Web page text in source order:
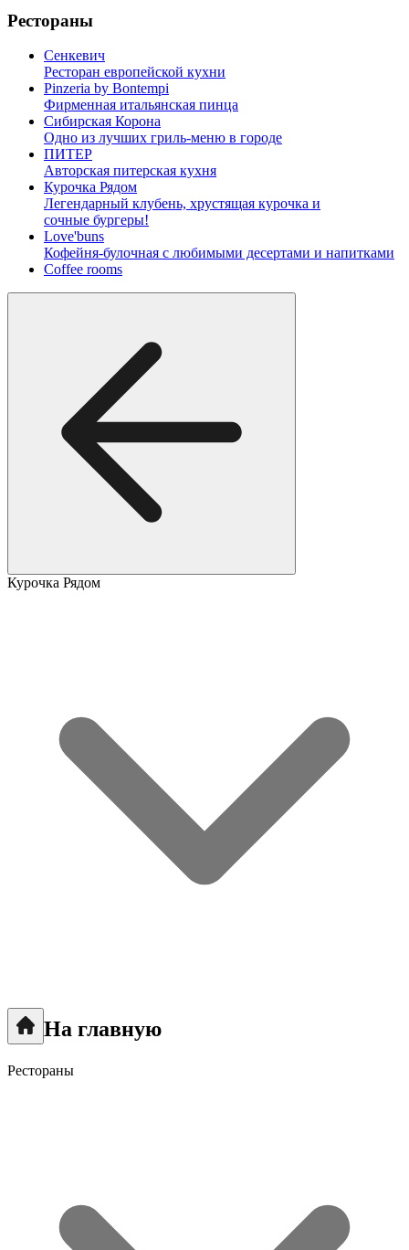
Рестораны
Сенкевич
Ресторан европейской кухни
Pinzeria by Bontempi
Фирменная итальянская пинца
Сибирская Корона
Одно из лучших гриль-меню в городе
ПИТЕР
Авторская питерская кухня
Курочка Рядом
Легендарный клубень, хрустящая курочка и
сочные бургеры!
Love'buns
Кофейня-булочная с любимыми десертами и напитками
Coffee rooms
Курочка Рядом
На главную
Рестораны